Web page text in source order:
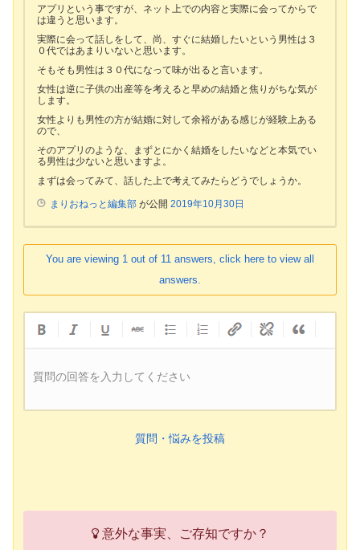
アプリという事ですが、ネット上での内容と実際に会ってからで
は違うと思います。
実際に会って話しをして、尚、すぐに結婚したいという男性は３
０代ではあまりいないと思います。
そもそも男性は３０代になって味が出ると言います。
女性は逆に子供の出産等を考えると早めの結婚と焦りがちな気が
します。
女性よりも男性の方が結婚に対して余裕がある感じが経験上ある
ので、
そのアプリのような、まずとにかく結婚をしたいなどと本気でい
る男性は少ないと思いますよ。
まずは会ってみて、話した上で考えてみたらどうでしょうか。
まりおねっと編集部 が公開 2019年10月30日
You are viewing 1 out of 11 answers, click here to view all
answers.
質問の回答を入力してください
質問・悩みを投稿
意外な事実、ご存知ですか？